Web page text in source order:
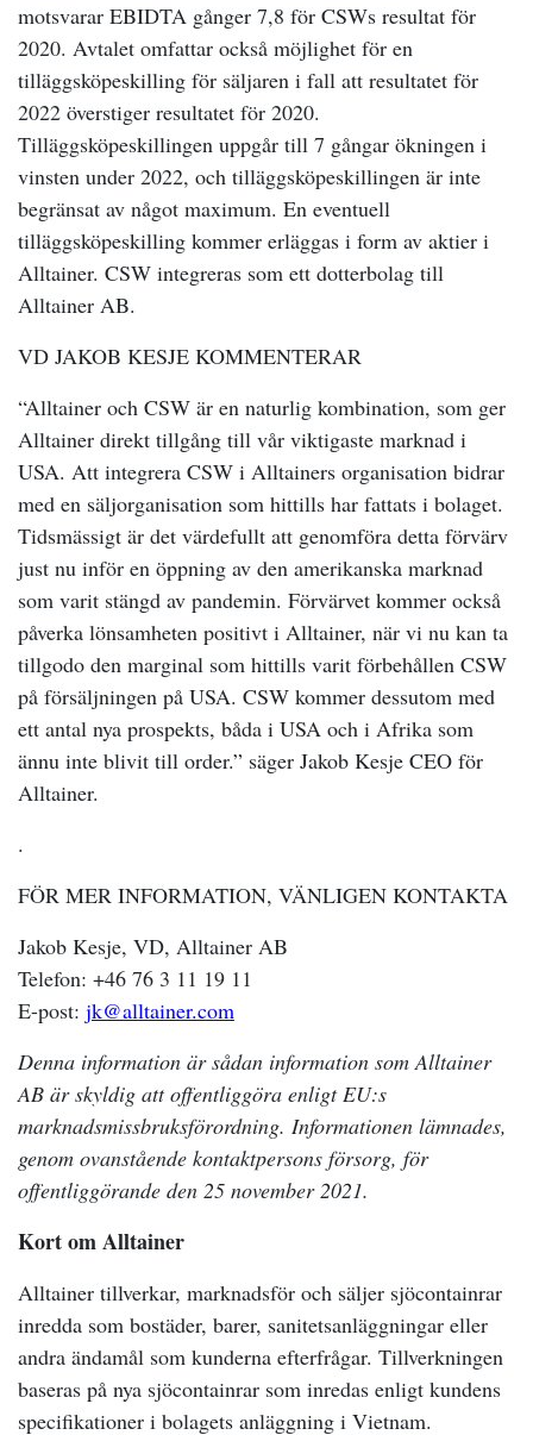
motsvarar EBIDTA gånger 7,8 för CSWs resultat för
2020. Avtalet omfattar också möjlighet för en
tilläggsköpeskilling för säljaren i fall att resultatet för
2022 överstiger resultatet för 2020.
Tilläggsköpeskillingen uppgår till 7 gångar ökningen i
vinsten under 2022, och tilläggsköpeskillingen är inte
begränsat av något maximum. En eventuell
tilläggsköpeskilling kommer erläggas i form av aktier i
Alltainer. CSW integreras som ett dotterbolag till
Alltainer AB.
VD JAKOB KESJE KOMMENTERAR
“Alltainer och CSW är en naturlig kombination, som ger
Alltainer direkt tillgång till vår viktigaste marknad i
USA. Att integrera CSW i Alltainers organisation bidrar
med en säljorganisation som hittills har fattats i bolaget.
Tidsmässigt är det värdefullt att genomföra detta förvärv
just nu inför en öppning av den amerikanska marknad
som varit stängd av pandemin. Förvärvet kommer också
påverka lönsamheten positivt i Alltainer, när vi nu kan ta
tillgodo den marginal som hittills varit förbehållen CSW
på försäljningen på USA. CSW kommer dessutom med
ett antal nya prospekts, båda i USA och i Afrika som
ännu inte blivit till order.” säger Jakob Kesje CEO för
Alltainer.
.
FÖR MER INFORMATION, VÄNLIGEN KONTAKTA
Jakob Kesje, VD, Alltainer AB
Telefon: +46 76 3 11 19 11
E-post: jk@alltainer.com
Denna information är sådan information som Alltainer
AB är skyldig att offentliggöra enligt EU:s
marknadsmissbruksförordning. Informationen lämnades,
genom ovanstående kontaktpersons försorg, för
offentliggörande den 25 november 2021.
Kort om Alltainer
Alltainer tillverkar, marknadsför och säljer sjöcontainrar
inredda som bostäder, barer, sanitetsanläggningar eller
andra ändamål som kunderna efterfrågar. Tillverkningen
baseras på nya sjöcontainrar som inredas enligt kundens
specifikationer i bolagets anläggning i Vietnam.